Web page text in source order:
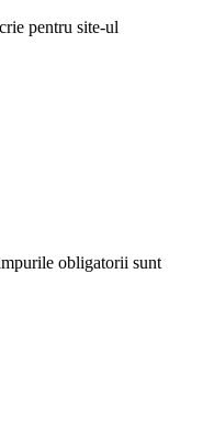
pentru site-ul
obligatorii sunt